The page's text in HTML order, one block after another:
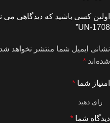
اولین کسی باشید که دیدگاهی می
UN-1708”
نشانی ایمیل شما منتشر نخواهد
شده‌اند *
امتیاز شما *
دیدگاه شما *